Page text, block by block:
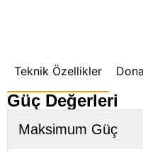
Teknik Özellikler
Güç Değerleri
Maksimum Güç